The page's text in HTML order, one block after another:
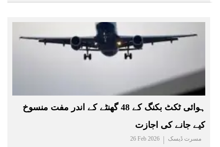
ہوائی ٹکٹ بکنگ کے 48 گھنٹے کے اندر مفت منسوخ
کیے جانے کی اجازت
26 Feb 2026 مسرت ڈیسک